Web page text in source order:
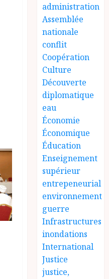
administration
Assemblée
nationale
conflit
Coopération
Culture
Découverte
diplomatique
eau
Économie
Économique
Éducation
Enseignement
supérieur
entrepeneurial
environnement
guerre
Infrastructures
inondations
International
Justice
justice,